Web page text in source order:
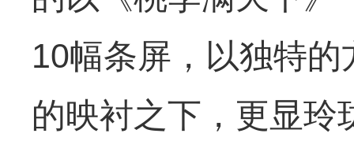
10幅条屏，以独特的
的映衬之下，更显玲